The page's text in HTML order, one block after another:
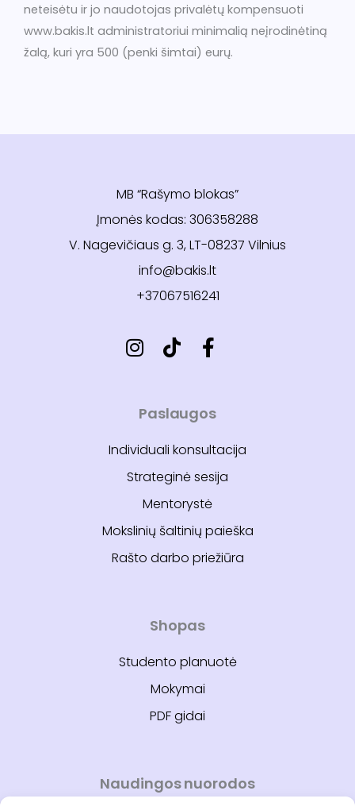
neteisėtu ir jo naudotojas privalėtų kompensuoti
www.bakis.lt administratoriui minimalią neįrodinėtiną
žalą, kuri yra 500 (penki šimtai) eurų.
MB “Rašymo blokas”
Įmonės kodas: 306358288
V. Nagevičiaus g. 3, LT-08237 Vilnius
info@bakis.lt
+37067516241
Paslaugos
Individuali konsultacija
Strateginė sesija
Mentorystė
Mokslinių šaltinių paieška
Rašto darbo priežiūra
Shopas
Studento planuotė
Mokymai
PDF gidai
Naudingos nuorodos